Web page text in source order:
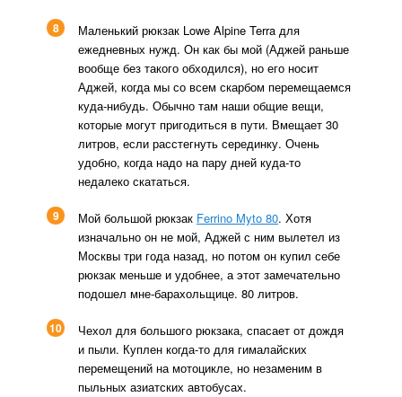
Маленький рюкзак Lowe Alpine Terra для
ежедневных нужд. Он как бы мой (Аджей раньше
вообще без такого обходился), но его носит
Аджей, когда мы со всем скарбом перемещаемся
куда-нибудь. Обычно там наши общие вещи,
которые могут пригодиться в пути. Вмещает 30
литров, если расстегнуть серединку. Очень
удобно, когда надо на пару дней куда-то
недалеко скататься.
8
Мой большой рюкзак Ferrino Myto 80. Хотя
изначально он не мой, Аджей с ним вылетел из
Москвы три года назад, но потом он купил себе
рюкзак меньше и удобнее, а этот замечательно
подошел мне-барахольщице. 80 литров.
9
Чехол для большого рюкзака, спасает от дождя
и пыли. Куплен когда-то для гималайских
перемещений на мотоцикле, но незаменим в
пыльных азиатских автобусах.
10